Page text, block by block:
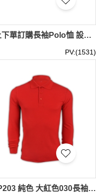
網上下單訂購長袖Polo恤 設計男裝寶藍色3粒鈕扣胸筒 Polo恤供應商 200G 218-8888 SKP209
PV:(1531)
SKP203 純色 大紅色030長袖男裝Polo恤 1AD01 設計訂製DIY純色polo恤 polo恤供應商 Polo恤價格